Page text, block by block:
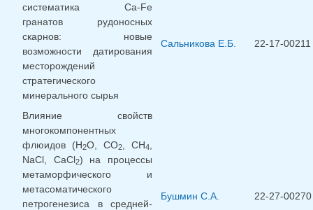
систематика Ca-Fe
гранатов рудоносных
скарнов: новые
возможности датирования
месторождений
стратегического
минерального сырья
Сальникова Е.Б. 22-17-00211
Влияние свойств
многокомпонентных
флюидов (Н2О, СО2 , СН4
NaCl, CaCl2) на процессы
метаморфического и
метасоматического
петрогенезиса в средней-
Бушмин С.А. 22-27-00270